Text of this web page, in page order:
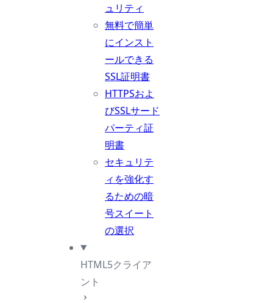
ュリティ
無料で簡単
にインスト
ールできる
SSL証明書
HTTPSおよ
びSSLサード
パーティ証
明書
セキュリテ
ィを強化す
るための暗
号スイート
の選択
HTML5クライア
ント